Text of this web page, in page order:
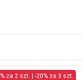
za 2 szt. | -20% za 3 szt.